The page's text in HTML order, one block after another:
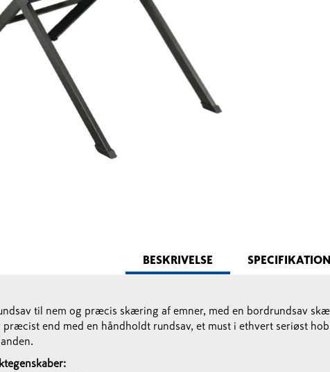
BESKRIVELSE
til nem og præcis skæring af emner, med en bordrundsav
præcist end med en håndholdt rundsav, et must i ethvert seriøst